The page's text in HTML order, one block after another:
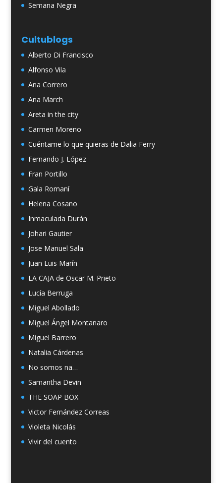
Semana Negra
Cultublogs
Alberto Di Francisco
Alfonso Vila
Ana Correro
Ana March
Areta in the city
Carmen Moreno
Cuéntame lo que quieras de Dalia Ferry
Fernando J. López
Fran Portillo
Gala Romaní
Helena Cosano
Inmaculada Durán
Johari Gautier
Jose Manuel Sala
Juan Luis Marín
LA CAJA de Oscar M. Prieto
Lucía Berruga
Miguel Abollado
Miguel Ángel Montanaro
Miguel Barrero
Natalia Cárdenas
No somos na…
Samantha Devin
THE SOAP BOX
Victor Fernández Correas
Violeta Nicolás
Vivir del cuento